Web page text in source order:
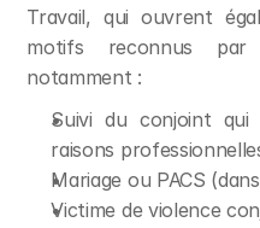
Travail, qui ouvrent
motifs reconnus par
notamment :
Suivi du conjoint qui
raisons
Mariage ou PACS
Victime de violence